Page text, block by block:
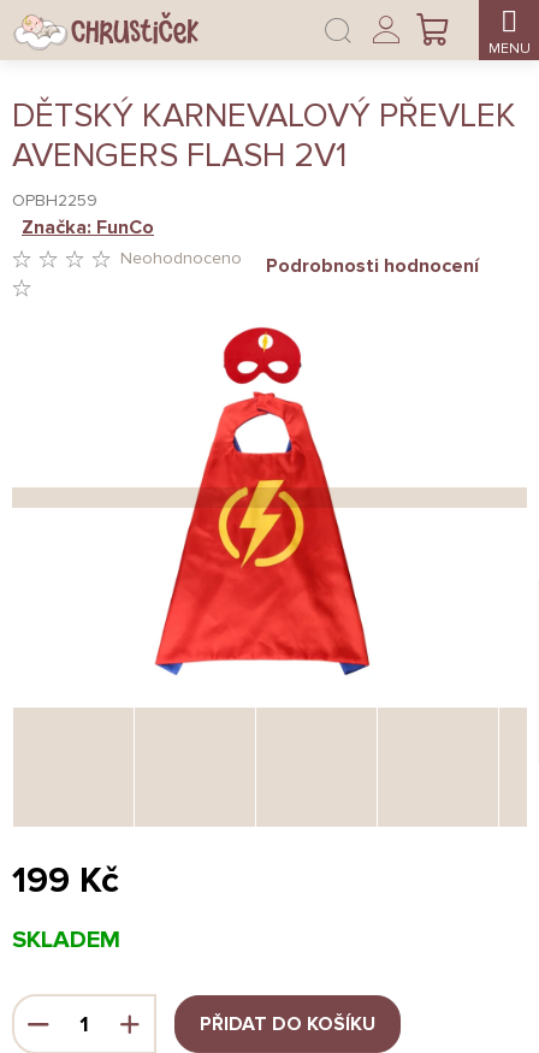
Přejít
na
obsah
NÁKUPNÍ
Přihlášení
DĚTSKÝ KARNEVALOVÝ PŘEVLEK
AVENGERS FLASH 2V1
OPBH2259
HVĚZDIČEK.
Neohodnoceno Podrobnosti hodnocení
Značka: FunCo
199 Kč
cena:
SKLADEM
PŘIDAT DO KOŠÍKU